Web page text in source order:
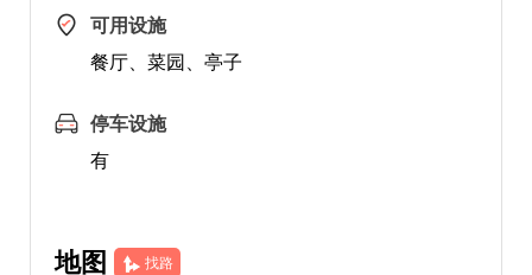
可用设施
餐厅、菜园、亭子
停车设施
有
地图 找路